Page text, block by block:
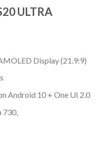
ULTRA
Display (21.9:9)
Android 10 + One UI 2.0
730,